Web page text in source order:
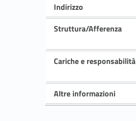
Indirizzo
Struttura/Afferenza
Cariche e responsabilità
Altre informazioni